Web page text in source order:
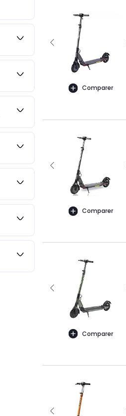
Comparer
Comparer
Comparer